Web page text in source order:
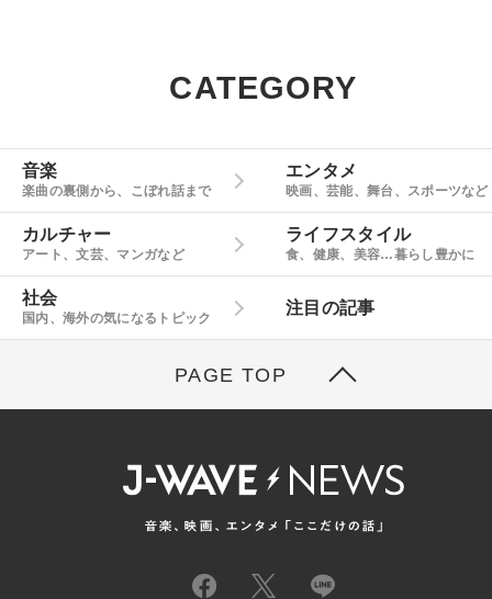
CATEGORY
音楽
楽曲の裏側から、こぼれ話まで
エンタメ
映画、芸能、舞台、スポーツなど
カルチャー
アート、文芸、マンガなど
ライフスタイル
食、健康、美容…暮らし豊かに
社会
国内、海外の気になるトピック
注目の記事
PAGE TOP